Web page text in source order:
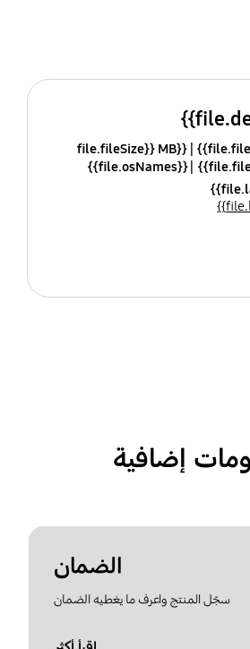
{{file.fileSize}} MB
{{file.osNames}}
إضافية
الضمان
سجّل المنتج واعرف ما يغطيه الضمان